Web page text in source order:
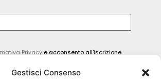
Gestisci Consenso
Privacy e acconsento all'iscrizione
INVIA